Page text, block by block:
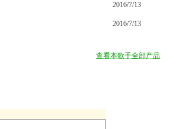
2016/7/13
2016/7/13
查看本歌手全部产品